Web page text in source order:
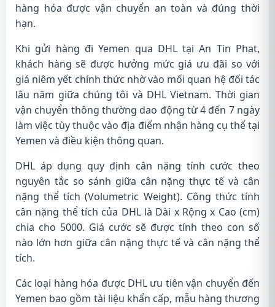
hàng hóa được vận chuyển an toàn và đúng thời
hạn.
Khi gửi hàng đi Yemen qua DHL tại An Tin Phat,
khách hàng sẽ được hưởng mức giá ưu đãi so với
giá niêm yết chính thức nhờ vào mối quan hệ đối tác
lâu năm giữa chúng tôi và DHL Vietnam. Thời gian
vận chuyển thông thường dao động từ 4 đến 7 ngày
làm việc tùy thuộc vào địa điểm nhận hàng cụ thể tại
Yemen và điều kiện thông quan.
DHL áp dụng quy định cân nặng tính cước theo
nguyên tắc so sánh giữa cân nặng thực tế và cân
nặng thể tích (Volumetric Weight). Công thức tính
cân nặng thể tích của DHL là Dài x Rộng x Cao (cm)
chia cho 5000. Giá cước sẽ được tính theo con số
nào lớn hơn giữa cân nặng thực tế và cân nặng thể
tích.
Các loại hàng hóa được DHL ưu tiên vận chuyển đến
Yemen bao gồm tài liệu khẩn cấp, mẫu hàng thương